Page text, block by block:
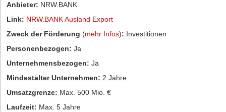
Anbieter: NRW.BANK
Link: NRW.BANK Ausland Export
Zweck der Förderung (mehr Infos): Investitionen
Personenbezogen: Ja
Unternehmensbezogen: Ja
Mindestalter Unternehmen: 2 Jahre
Umsatzgrenze: Max. 500 Mio. €
Laufzeit: Max. 5 Jahre